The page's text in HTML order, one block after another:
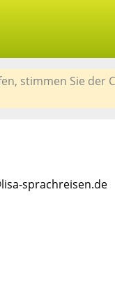
stimmen Sie der
sprachreisen.de